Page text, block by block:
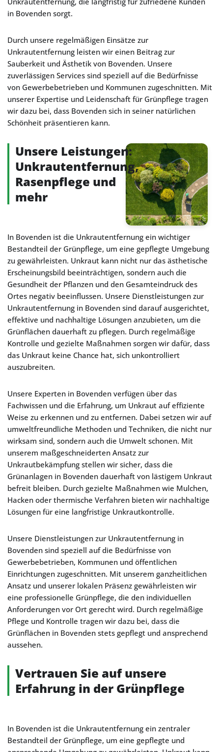
in Bovenden sorgt.
Durch unsere regelmäßigen Einsätze zur
Unkrautentfernung leisten wir einen Beitrag zur
Sauberkeit und Ästhetik von Bovenden. Unsere
zuverlässigen Services sind speziell auf die Bedürfnisse
von Gewerbebetrieben und Kommunen zugeschnitten. Mit
unserer Expertise und Leidenschaft für Grünpflege tragen
wir dazu bei, dass Bovenden sich in seiner natürlichen
Schönheit präsentieren kann.
Unsere Leistungen:
Unkrautentfernung,
Rasenpflege und
mehr
In Bovenden ist die Unkrautentfernung ein wichtiger
Bestandteil der Grünpflege, um eine gepflegte Umgebung
zu gewährleisten. Unkraut kann nicht nur das ästhetische
Erscheinungsbild beeinträchtigen, sondern auch die
Gesundheit der Pflanzen und den Gesamteindruck des
Ortes negativ beeinflussen. Unsere Dienstleistungen zur
Unkrautentfernung in Bovenden sind darauf ausgerichtet,
effektive und nachhaltige Lösungen anzubieten, um die
Grünflächen dauerhaft zu pflegen. Durch regelmäßige
Kontrolle und gezielte Maßnahmen sorgen wir dafür, dass
das Unkraut keine Chance hat, sich unkontrolliert
auszubreiten.
Unsere Experten in Bovenden verfügen über das
Fachwissen und die Erfahrung, um Unkraut auf effiziente
Weise zu erkennen und zu entfernen. Dabei setzen wir auf
umweltfreundliche Methoden und Techniken, die nicht nur
wirksam sind, sondern auch die Umwelt schonen. Mit
unserem maßgeschneiderten Ansatz zur
Unkrautbekämpfung stellen wir sicher, dass die
Grünanlagen in Bovenden dauerhaft von lästigem Unkraut
befreit bleiben. Durch gezielte Maßnahmen wie Mulchen,
Hacken oder thermische Verfahren bieten wir nachhaltige
Lösungen für eine langfristige Unkrautkontrolle.
Unsere Dienstleistungen zur Unkrautentfernung in
Bovenden sind speziell auf die Bedürfnisse von
Gewerbebetrieben, Kommunen und öffentlichen
Einrichtungen zugeschnitten. Mit unserem ganzheitlichen
Ansatz und unserer lokalen Präsenz gewährleisten wir
eine professionelle Grünpflege, die den individuellen
Anforderungen vor Ort gerecht wird. Durch regelmäßige
Pflege und Kontrolle tragen wir dazu bei, dass die
Grünflächen in Bovenden stets gepflegt und ansprechend
aussehen.
Vertrauen Sie auf unsere
Erfahrung in der Grünpflege
In Bovenden ist die Unkrautentfernung ein zentraler
Bestandteil der Grünpflege, um eine gepflegte und